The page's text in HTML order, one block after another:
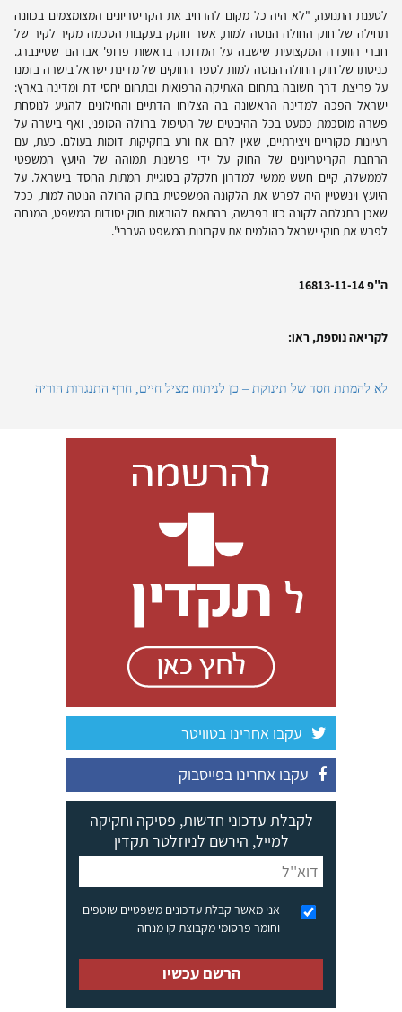
לטענת התנועה, "לא היה כל מקום להרחיב את הקריטריונים המצומצמים בכוונה
תחילה של חוק החולה הנוטה למות, אשר חוקק בעקבות הסכמה מקיר לקיר של
חברי הוועדה המקצועית שישבה על המדוכה בראשות פרופ' אברהם שטיינברג.
כניסתו של חוק החולה הנוטה למות לספר החוקים של מדינת ישראל בישרה בזמנו
על פריצת דרך חשובה בתחום האתיקה הרפואית ובתחום יחסי דת ומדינה בארץ:
ישראל הפכה למדינה הראשונה בה הצליחו הדתיים והחילונים להגיע לנוסחת
פשרה מוסכמת כמעט בכל ההיבטים של הטיפול בחולה הסופני, ואף בישרה על
רעיונות מקוריים ויצירתיים, שאין להם אח ורע בחקיקות דומות בעולם. כעת, עם
הרחבת הקריטריונים של החוק על ידי פרשנות תמוהה של היועץ המשפטי
לממשלה, קיים חשש ממשי למדרון חלקלק בסוגיית המתות החסד בישראל. על
היועץ וינשטיין היה לפרש את הלקונה המשפטית בחוק החולה הנוטה למות, ככל
שאכן התגלתה לקונה כזו בפרשה, בהתאם להוראות חוק יסודות המשפט, המנחה
לפרש את חוקי ישראל כהולמים את עקרונות המשפט העברי".
ה"פ 16813-11-14
לקריאה נוספת, ראו:
לא להמתת חסד של תינוקת – כן לניתוח מציל חיים, חרף התנגדות הוריה
עקבו אחרינו בטוויטר
עקבו אחרינו בפייסבוק
לקבלת עדכוני חדשות, פסיקה וחקיקה
למייל, הירשם לניוזלטר תקדין
אני מאשר קבלת עדכונים משפטיים שוטפים
וחומר פרסומי מקבוצת קו מנחה
הרשם עכשיו